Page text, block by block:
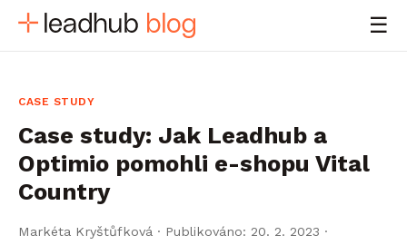
☰
CASE STUDY
Case study: Jak Leadhub a
Optimio pomohli e-shopu Vital
Country
Markéta Kryštůfková · Publikováno: 20. 2. 2023 ·